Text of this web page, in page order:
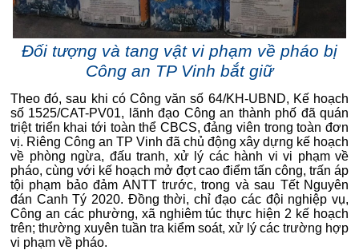
Đối tượng và tang vật vi phạm về pháo bị
Công an TP Vinh bắt giữ
Theo đó, sau khi có Công văn số 64/KH-UBND, Kế hoạch
số 1525/CAT-PV01, lãnh đạo Công an thành phố đã quán
triệt triển khai tới toàn thể CBCS, đảng viên trong toàn đơn
vị. Riêng Công an TP Vinh đã chủ động xây dựng kế hoạch
về phòng ngừa, đấu tranh, xử lý các hành vi vi phạm về
pháo, cùng với kế hoạch mở đợt cao điểm tấn công, trấn áp
tội phạm bảo đảm ANTT trước, trong và sau Tết Nguyên
đán Canh Tý 2020. Đồng thời, chỉ đạo các đội nghiệp vụ,
Công an các phường, xã nghiêm túc thực hiện 2 kế hoạch
trên; thường xuyên tuần tra kiểm soát, xử lý các trường hợp
vi phạm về pháo.